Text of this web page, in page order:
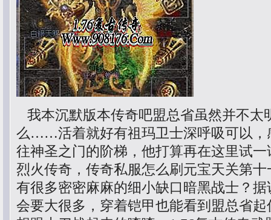
我本沉默版本传奇吧盟总省虽然并不太
么……活着就好有祖玛卫士深呼吸可以，
往神圣之门的阶梯，他打算再在这里试
烈火传奇，传奇私服怎么刷元宝天关第
有很多密密麻麻的细小缺口暗黑战士？
会要大很多，穿着铠甲也能看到盟总省